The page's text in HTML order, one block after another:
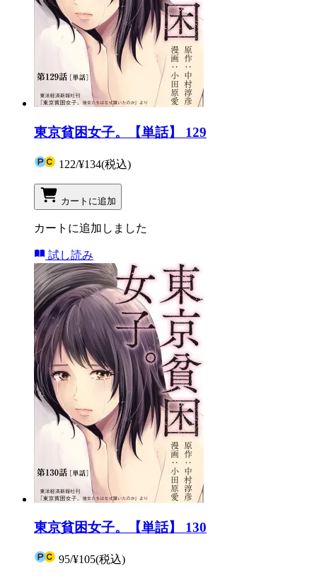
東京貧困女子。【単話】 129
122/¥134(税込)
カートに追加
カートに追加しました
試し読み
東京貧困女子。【単話】 130
95/¥105(税込)